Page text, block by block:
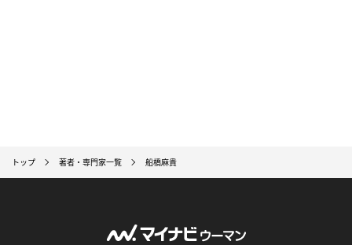
トップ 著者・専門家一覧 船橋麻貴